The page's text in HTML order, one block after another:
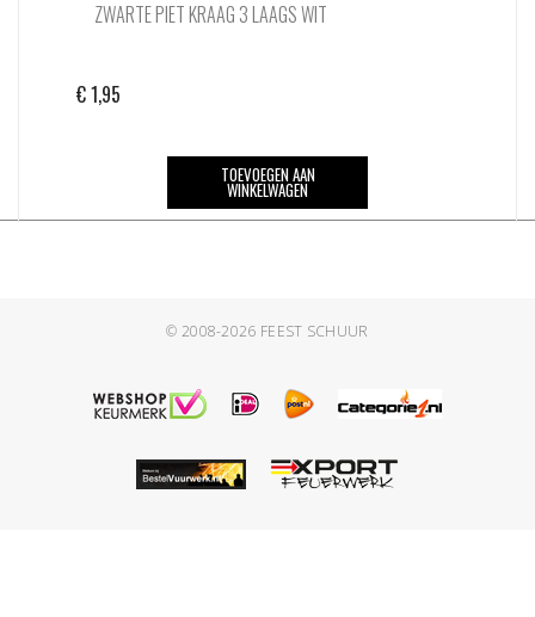
ZWARTE PIET KRAAG 3 LAAGS WIT
€1,95
TOEVOEGEN AAN
WINKELWAGEN
© 2008-2026 FEEST SCHUUR